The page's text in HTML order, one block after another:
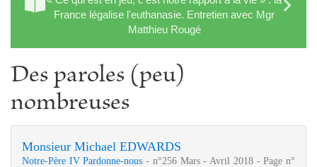
France légalise l'euthanasie. Entretien avec Mgr
Matthieu Rougé
Des paroles (peu)
nombreuses
Monsieur Michael EDWARDS
Notre-Père IV Pardonne-nous- n°256 Mars - Avril 2018 - Page n°